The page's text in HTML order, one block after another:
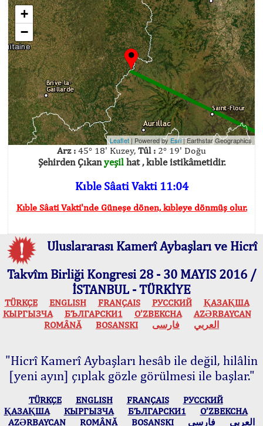
+
−
Leaflet | Powered by Esri|Earthstar Geographics
Arz : 45° 18' Kuzey, Tûl : 2° 19' Doğu
Şehirden Çıkanyeşilhat , kıble istikâmetidir.
Kıble Sâati Vakti 11:04
Kıble Sâati Vakti'nde Güneşe dönen, kıbleye dönmüş olur.
Uluslararası Kamerî Aybaşları ve Hicrî
Takvîm Birliği Kongresi 28 - 30 MAYIS 2016 /
İSTANBUL - TÜRKİYE
TÜRKÇE ENGLISH FRANÇAIS РУССКИЙ
ҚАЗАҚША
КЫPГЫЗЧA
БЪЛГАРСКИ1 O’ZBEKCHA
AZӘRBAYCAN
ROMÂNĂ
BOSANSKI العربي فارسی
"Hicrî Kamerî Aybaşları hesâb ile değil, hilâlin
[yeni ayın] çıplak gözle görülmesi ile başlar."
TÜRKÇE ENGLISH FRANÇAIS
РУССКИЙ
ҚАЗАҚША
КЫPГЫЗЧA БЪЛГАРСКИ1
O’ZBEKCHA
AZӘRBAYCAN
ROMÂNĂ BOSANSKI العربي فارسی